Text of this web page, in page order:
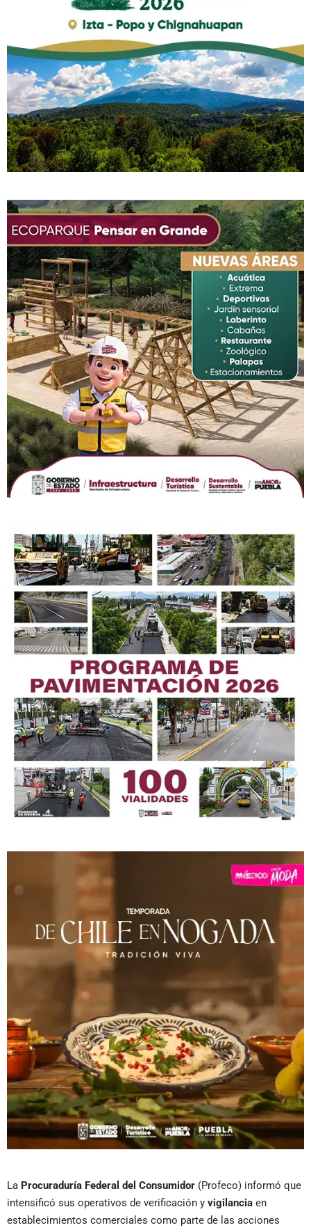
La Procuraduría Federal del Consumidor (Profeco) informó que
intensificó sus operativos de verificación y vigilancia en
establecimientos comerciales como parte de las acciones